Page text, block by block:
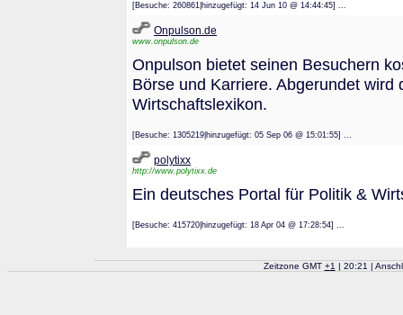
[Besuche: 260861|hinzugefügt: 14 Jun 10 @ 14:44:45] ...
Onpulson.de
www.onpulson.de
Onpulson bietet seinen Besuchern
Börse und Karriere. Abgerundet
Wirtschaftslexikon.
[Besuche: 1305219|hinzugefügt: 05 Sep 06 @ 15:01:55] ...
polytixx
http://www.polytixx.de
Ein deutsches Portal für Politik &
[Besuche: 415720|hinzugefügt: 18 Apr 04 @ 17:28:54] ...
Zeitzone GMT +1 | 20:21 |